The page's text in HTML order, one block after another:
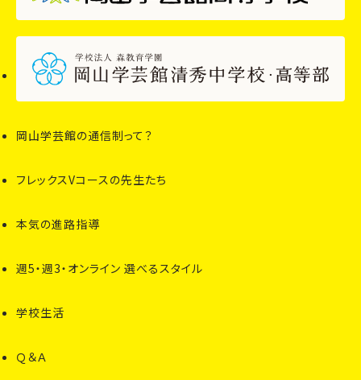
岡山学芸館の通信制って？
フレックスVコースの先生たち
本気の進路指導
週5・週3・オンライン 選べるスタイル
学校生活
Ｑ＆Ａ